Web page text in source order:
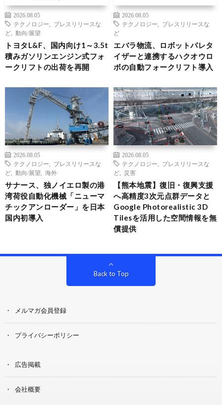
2026.08.05
テクノロジー
プレスリリースな
ど
動向/展望
トヨタL&F、国内向け1～3.5t
積みガソリンエンジン式フォ
ークリフトの出荷を再開
2026.08.05
テクノロジー
プレスリリースな
ど
エバラ物流、ロボットパレタ
イザーと連携するハクオウロ
ボの自動フォークリフト導入
2026.08.05
テクノロジー
プレスリリースな
ど
動向/展望 海外
サナース、独ノイエロ製の港
湾荷役自動化機械「ニューマ
チックアンローダー」を日本
国内初導入
2026.08.05
テクノロジー
プレスリリースな
ど
災害
【熊本地震】復旧・復興支援
へ高精度3次元点群データと
Google Photorealistic 3D
Tilesを活用した空間情報を無
償提供
Back to Top
メルマガ会員登録
プライバシーポリシー
広告掲載
会社概要